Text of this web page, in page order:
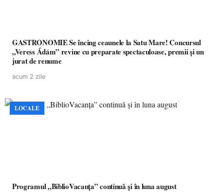
GASTRONOMIE Se încing ceaunele la Satu Mare! Concursul
„Veress Ádám” revine cu preparate spectaculoase, premii și un
jurat de renume
acum 2 zile
LOCALE
Programul „BiblioVacanța” continuă și în luna august